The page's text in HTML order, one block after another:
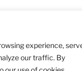
experience,
our traffic. By
20. stoletja Nikša